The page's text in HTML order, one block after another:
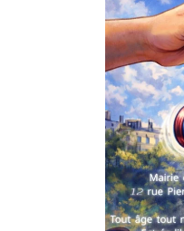
COMPÉTITIONS
FYYA le
On18/03/